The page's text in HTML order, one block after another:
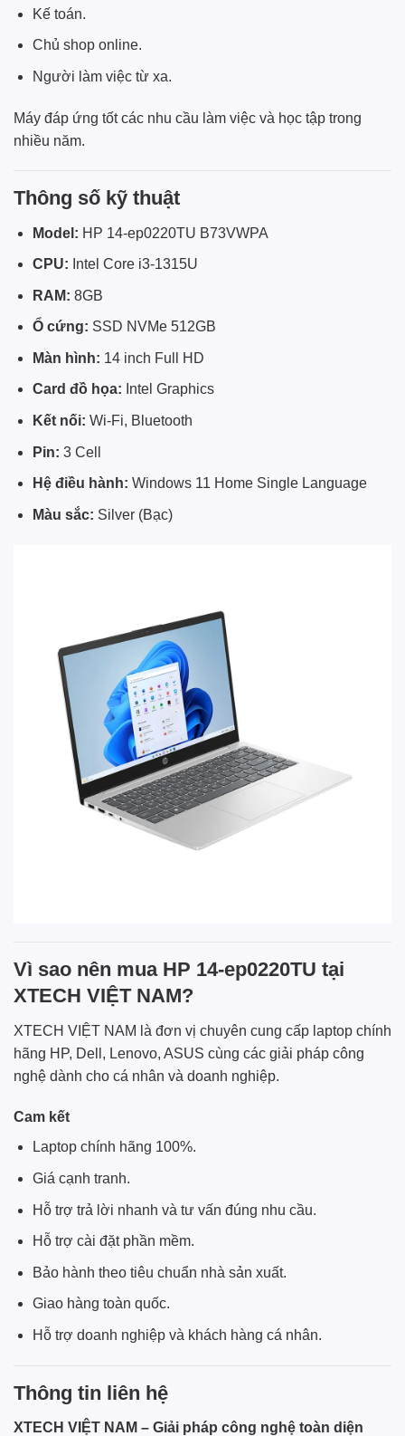
Kế toán.
Chủ shop online.
Người làm việc từ xa.
Máy đáp ứng tốt các nhu cầu làm việc và học tập trong
nhiều năm.
Thông số kỹ thuật
Model: HP 14-ep0220TU B73VWPA
CPU: Intel Core i3-1315U
RAM: 8GB
Ổ cứng: SSD NVMe 512GB
Màn hình: 14 inch Full HD
Card đồ họa: Intel Graphics
Kết nối: Wi-Fi, Bluetooth
Pin: 3 Cell
Hệ điều hành: Windows 11 Home Single Language
Màu sắc: Silver (Bạc)
Vì sao nên mua HP 14-ep0220TU tại
XTECH VIỆT NAM?
XTECH VIỆT NAM là đơn vị chuyên cung cấp laptop chính
hãng HP, Dell, Lenovo, ASUS cùng các giải pháp công
nghệ dành cho cá nhân và doanh nghiệp.
Cam kết
Laptop chính hãng 100%.
Giá cạnh tranh.
Hỗ trợ trả lời nhanh và tư vấn đúng nhu cầu.
Hỗ trợ cài đặt phần mềm.
Bảo hành theo tiêu chuẩn nhà sản xuất.
Giao hàng toàn quốc.
Hỗ trợ doanh nghiệp và khách hàng cá nhân.
Thông tin liên hệ
XTECH VIỆT NAM – Giải pháp công nghệ toàn diện